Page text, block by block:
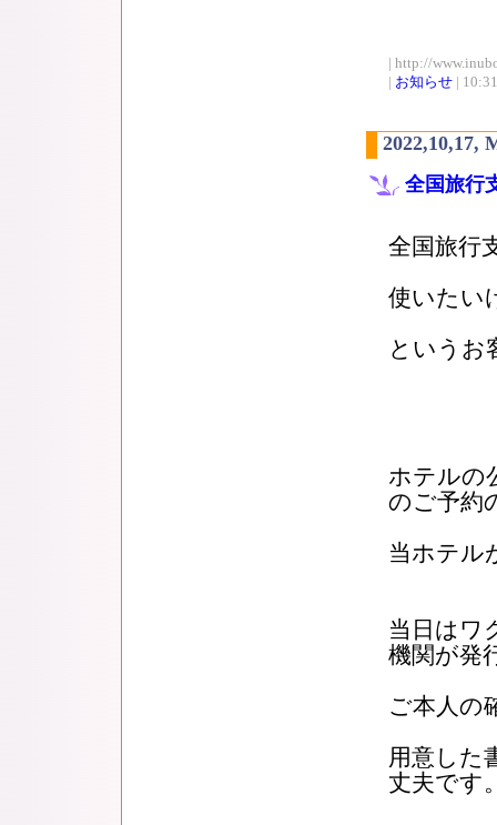
| http://
| お知らせ |
2022,10,17,
全国旅行
全国旅行
使いたい
というお
ホテルの
のご予約
当ホテル
当日はワ
機関が発
ご本人の
用意した
丈夫です